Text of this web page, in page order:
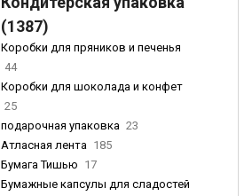
(1387)
Коробки для пряников и печенья
44
Коробки для шоколада и конфет
25
подарочная упаковка 23
Атласная лента 185
Бумага Тишью 17
Бумажные капсулы для сладостей